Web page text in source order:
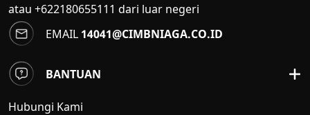
atau +622180655111 dari luar negeri
EMAIL 14041@CIMBNIAGA.CO.ID
BANTUAN
Hubungi Kami